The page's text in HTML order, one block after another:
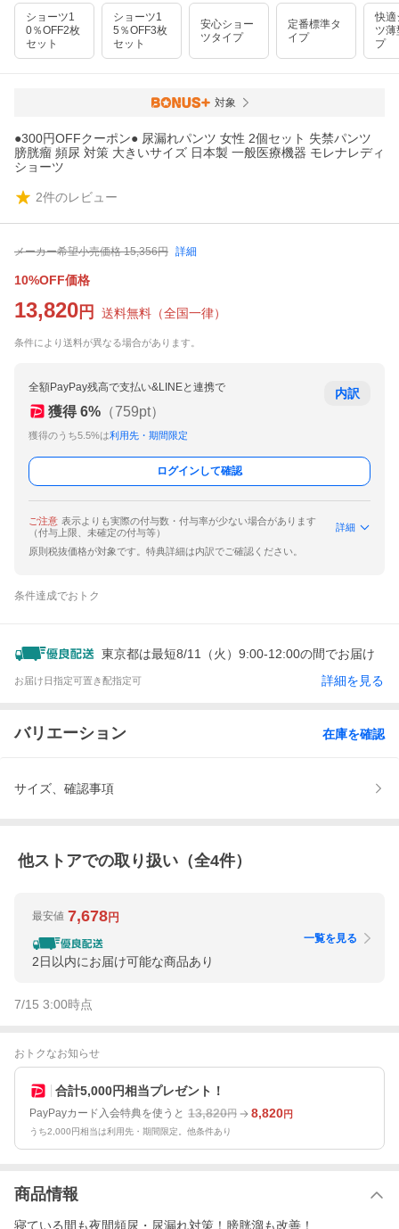
ショーツ1
0％OFF2枚
セット
ショーツ1
5％OFF3枚
セット
安心ショー
ツタイプ
定番標準タ
イプ
快適
ツ薄
プ
対象
●300円OFFクーポン● 尿漏れパンツ 女性 2個セット 失禁パンツ
膀胱瘤 頻尿 対策 大きいサイズ 日本製 一般医療機器 モレナレディ
ショーツ
2件のレビュー
メーカー希望小売価格 15,356円 詳細
10%OFF価格
13,820 円 送料無料 （全国一律）
条件により送料が異なる場合があります。
全額PayPay残高で支払い&LINEと連携で
獲得 6% （759pt）
獲得のうち5.5%は利用先・期間限定
内訳
ログインして確認
ご注意 表示よりも実際の付与数・付与率が少ない場合があります
（付与上限、未確定の付与等）
詳細
原則税抜価格が対象です。特典詳細は内訳でご確認ください。
条件達成でおトク
東京都は最短8/11（火）9:00-12:00の間でお届け
お届け日指定可置き配指定可 詳細を見る
バリエーション 在庫を確認
サイズ、確認事項
他ストアでの取り扱い（全4件）
最安値 7,678円
2日以内にお届け可能な商品あり
一覧を見る
7/15 3:00時点
おトクなお知らせ
合計5,000円相当プレゼント！
PayPayカード入会特典を使うと 13,820円 8,820円
うち2,000円相当は利用先・期間限定。他条件あり
商品情報
寝ている間も夜間頻尿・尿漏れ対策！膀胱溜も改善！